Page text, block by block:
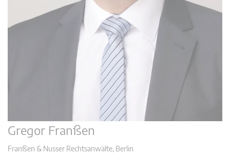
Gregor Franßen
Franßen & Nusser Rechtsanwälte, Berlin